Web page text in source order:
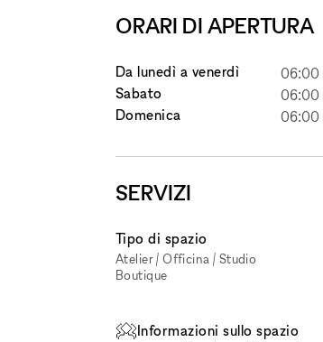
ORARI DI APERTURA
Da lunedì a venerdì 06:00
Sabato
06:00
Domenica
06:00
SERVIZI
Tipo di spazio
Atelier / Officina / Studio
Boutique
Informazioni sullo spazio